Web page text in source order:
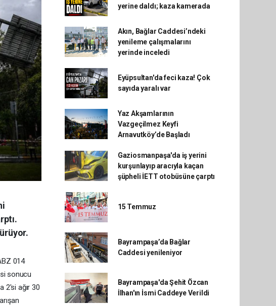
014
sonucu
2'si ağır 30
yerine daldı; kaza kamerada
Akın, Bağlar Caddesi’ndeki
yenileme çalışmalarını
yerinde inceledi
Eyüpsultan'da feci kaza! Çok
sayıda yaralı var
Yaz Akşamlarının
Vazgeçilmez Keyfi
Arnavutköy’de Başladı
Gaziosmanpaşa'da iş yerini
kurşunlayıp aracıyla kaçan
şüpheli İETT otobüsüne çarptı
15 Temmuz
Bayrampaşa’da Bağlar
Caddesi yenileniyor
Bayrampaşa'da Şehit Özcan
İlhan'ın İsmi Caddeye Verildi